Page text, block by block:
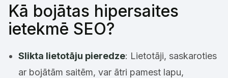
Kā bojātas hipersaites
ietekmē SEO?
Slikta lietotāju pieredze: Lietotāji, saskaroties
ar bojātām saitēm, var ātri pamest lapu,